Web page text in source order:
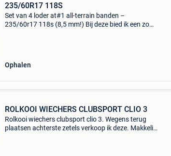
235/60R17 118S
Set van 4 loder at#1 all-terrain banden –
235/60r17 118s (8,5 mm!) Bij deze bied ik een zo
Ophalen
ROLKOOI WIECHERS CLUBSPORT CLIO 3
Rolkooi wiechers clubsport clio 3. Wegens terug
plaatsen achterste zetels verkoop ik deze. Makkelijk